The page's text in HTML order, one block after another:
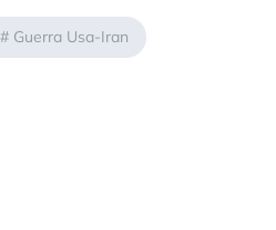
# Guerra Usa-Iran